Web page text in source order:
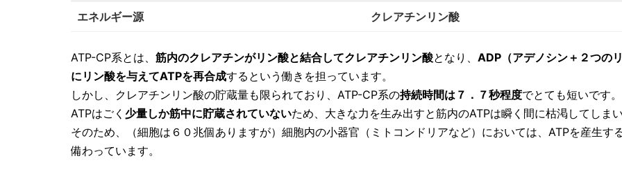
エネルギー源 クレアチンリン酸
ATP-CP系とは、 筋内のクレアチンがリン酸と結合してクレアチンリン酸となり、 ADP（アデノシン＋２つの
にリン酸を与えてATPを再合成するという働きを担っています。
しかし、クレアチンリン酸の貯蔵量も限られており、ATP-CP系の持続時間は７．７秒程度でとても短いです。
ATPはごく 少量しか筋中に貯蔵されていないため、大きな力を生み出すと筋内のATPは瞬く間に枯渇してしま
そのため、（細胞は６０兆個ありますが）細胞内の小器官（ミトコンドリアなど）においては、ATPを産生す
備わっています。